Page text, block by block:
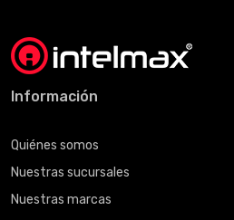
Información
Quiénes somos
Nuestras sucursales
Nuestras marcas